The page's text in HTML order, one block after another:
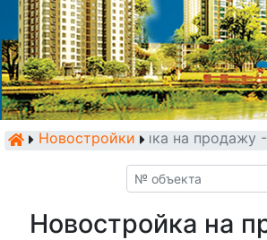
Новостройки
Новостройка на продажу
Новостройка на